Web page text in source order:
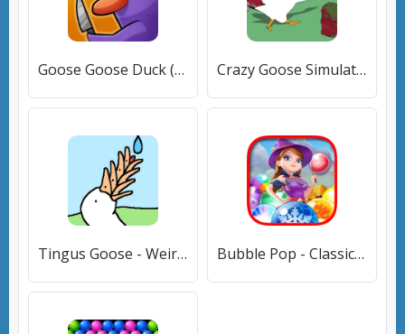
Goose Goose Duck (Гусь Гусь Утка) [МОД Бесконечные монеты] APK Android Crazy Goose Simulator [МОД Premium] APK Android
Tingus Goose - Weird Idle Game (Тингус Гус) [МОД Premium] APK Android Bubble Pop - Classic Bubble Sh (Бабл Поп) [МОД Premium] APK Android